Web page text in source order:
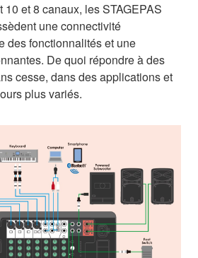
et 8 canaux, les STAGEPAS
une connectivité
des fonctionnalités et une
De quoi répondre à des
cesse, dans des applications et
plus variés.